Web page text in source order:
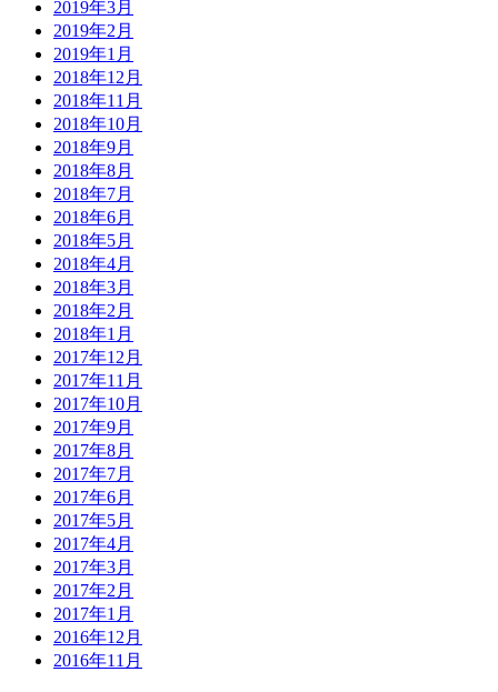
2019年3月
2019年2月
2019年1月
2018年12月
2018年11月
2018年10月
2018年9月
2018年8月
2018年7月
2018年6月
2018年5月
2018年4月
2018年3月
2018年2月
2018年1月
2017年12月
2017年11月
2017年10月
2017年9月
2017年8月
2017年7月
2017年6月
2017年5月
2017年4月
2017年3月
2017年2月
2017年1月
2016年12月
2016年11月